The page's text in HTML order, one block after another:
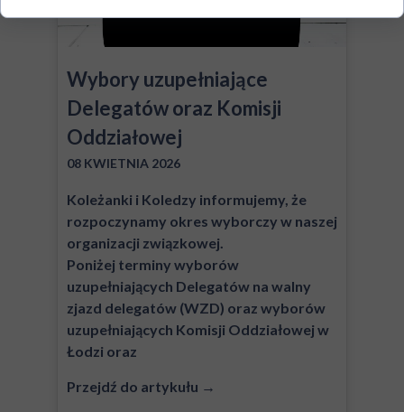
Wybory uzupełniające
Delegatów oraz Komisji
Oddziałowej
08 KWIETNIA 2026
Koleżanki i Koledzy informujemy, że
rozpoczynamy okres wyborczy w naszej
organizacji związkowej.
Poniżej terminy wyborów
uzupełniających Delegatów na walny
zjazd delegatów (WZD) oraz wyborów
uzupełniających Komisji Oddziałowej w
Łodzi oraz
Przejdź do artykułu →